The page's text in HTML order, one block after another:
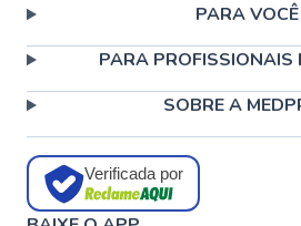
PARA VOCÊ
PARA PROFISSIONAIS
SOBRE A
Verificada por